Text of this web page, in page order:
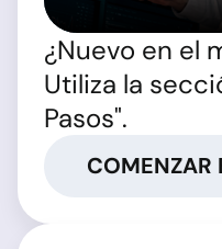
¿Nuevo en el
Utiliza la
Pasos".
COMENZAR